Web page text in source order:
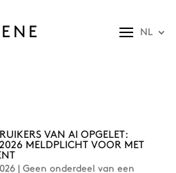
NL
VAN AI OPGELET:
MELDPLICHT VOOR MET
| Geen onderdeel van een